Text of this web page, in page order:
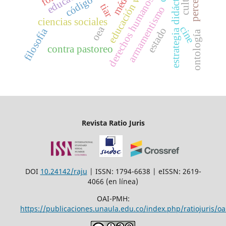
derechos humanos estrategia didáctica
ciencias sociales armamentismo
tiar
oea
contra pastoreo estado
filosofía cineontología
Revista Ratio Juris
DOI 10.24142/raju | ISSN: 1794-6638 | eISSN: 2619-
4066 (en línea)
OAI-PMH:
https://publicaciones.unaula.edu.co/index.php/ratiojuris/